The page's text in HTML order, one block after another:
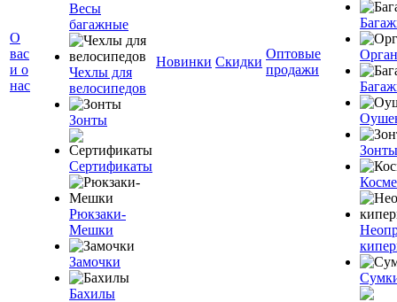
О
вас
и о
нас
Весы
багажные
Чехлы для
велосипедов
Зонты
Сертификаты
Рюкзаки-
Мешки
Замочки
Бахилы
Новинки Скидки
Оптовые
продажи
Зонты